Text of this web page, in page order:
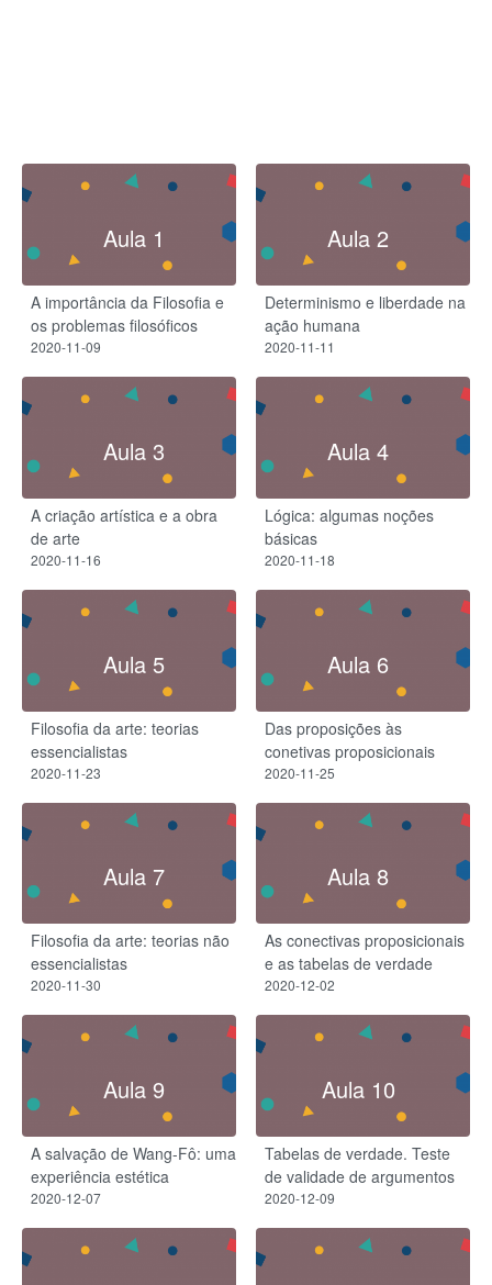
Aula 1
A importância da Filosofia e
os problemas filosóficos
2020-11-09
Aula 2
Determinismo e liberdade na
ação humana
2020-11-11
Aula 3
A criação artística e a obra
de arte
2020-11-16
Aula 4
Lógica: algumas noções
básicas
2020-11-18
Aula 5
Filosofia da arte: teorias
essencialistas
2020-11-23
Aula 6
Das proposições às
conetivas proposicionais
2020-11-25
Aula 7
Filosofia da arte: teorias não
essencialistas
2020-11-30
Aula 8
As conectivas proposicionais
e as tabelas de verdade
2020-12-02
Aula 9
A salvação de Wang-Fô: uma
experiência estética
2020-12-07
Aula 10
Tabelas de verdade. Teste
de validade de argumentos
2020-12-09